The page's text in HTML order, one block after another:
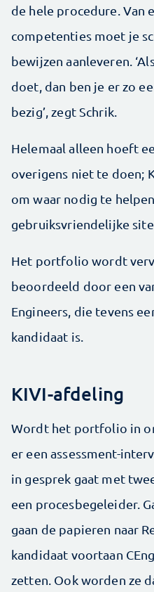
de hele procedure. Van
competenties moet je
bewijzen aanleveren.
doet, dan ben je er zo
bezig’, zegt Schrik.
Helemaal alleen hoeft
overigens niet te doen;
om waar nodig te
gebruiksvriendelijke
Het portfolio wordt
beoordeeld door een
Engineers, die tevens
kandidaat is.
KIVI-afdeling
Wordt het portfolio in
er een assessment-
in gesprek gaat met
een procesbegeleider.
gaan de papieren naar
kandidaat voortaan
zetten. Ook worden ze